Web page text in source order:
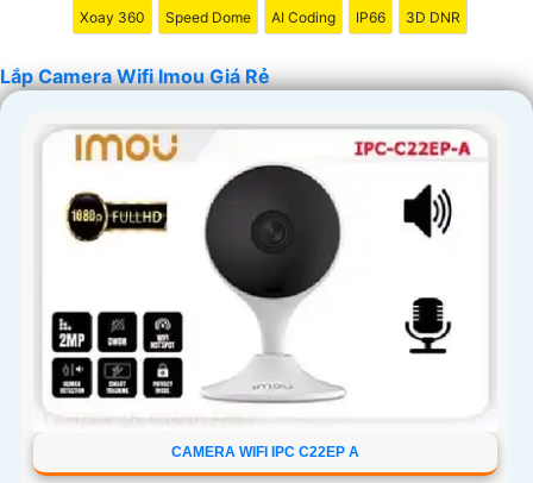
hoàn hảo cho Camera Wifi Imou giá rẻ.
Xoay 360 Speed Dome AI Coding IP66 3D DNR
Lắp Camera Wifi Imou Giá Rẻ
CAMERA WIFI IPC C22EP A